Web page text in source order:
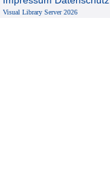
Visual Library Server 2026